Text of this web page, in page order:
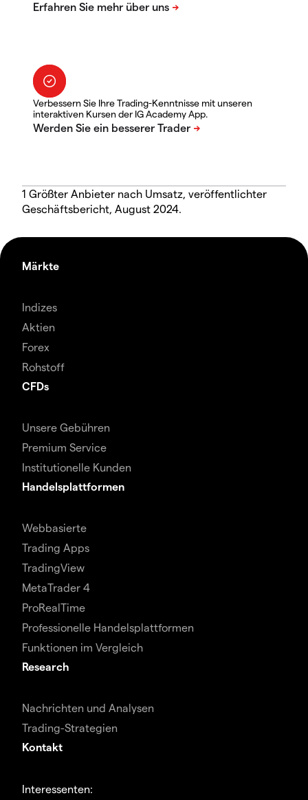
Verbessern Sie Ihre Trading-Kenntnisse mit unseren
interaktiven Kursen der IG Academy App.
1 Größter Anbieter nach Umsatz, veröffentlichter
Geschäftsbericht, August 2024.
Märkte
Indizes
Aktien
Forex
Rohstoff
CFDs
Unsere Gebühren
Premium Service
Institutionelle Kunden
Handelsplattformen
Webbasierte
Trading Apps
TradingView
MetaTrader 4
ProRealTime
Professionelle Handelsplattformen
Funktionen im Vergleich
Research
Nachrichten und Analysen
Trading-Strategien
Kontakt
Interessenten: